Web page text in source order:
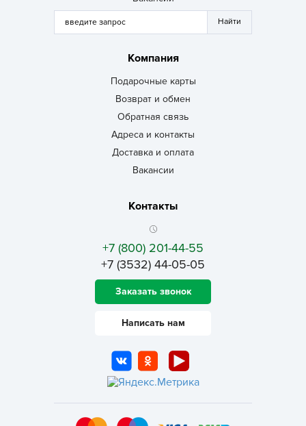
Компания
Подарочные карты
Возврат и обмен
Обратная связь
Адреса и контакты
Доставка и оплата
Вакансии
Контакты
+7 (800) 201-44-55
+7 (3532) 44-05-05
Заказать звонок
Написать нам